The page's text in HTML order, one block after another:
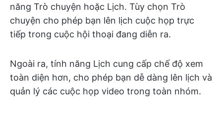
năng Trò chuyện hoặc Lịch. Tùy chọn Trò
chuyện cho phép bạn lên lịch cuộc họp trực
tiếp trong cuộc hội thoại đang diễn ra.
Ngoài ra, tính năng Lịch cung cấp chế độ xem
toàn diện hơn, cho phép bạn dễ dàng lên lịch và
quản lý các cuộc họp video trong toàn nhóm.